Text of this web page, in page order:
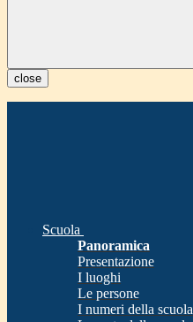
close
Scuola
Panoramica
Presentazione
I luoghi
Le persone
I numeri della scuola